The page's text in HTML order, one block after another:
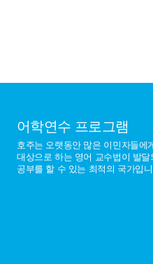
어학연수 프로그램
호주는 오랫동안 많은 이민자들에
대상으로 하는 영어 교수법이 발
공부를 할 수 있는 최적의 국가입니